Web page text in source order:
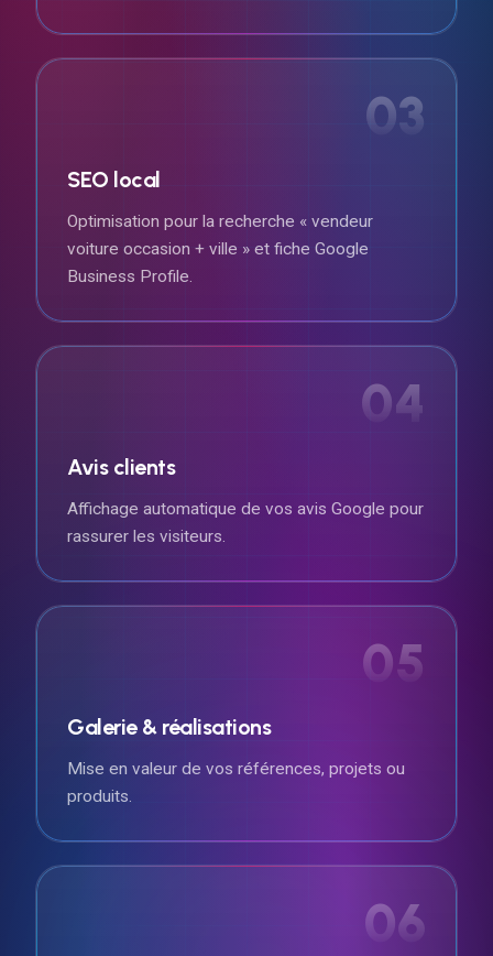
03
SEO local
Optimisation pour la recherche « vendeur
voiture occasion + ville » et fiche Google
Business Profile.
04
Avis clients
Affichage automatique de vos avis Google pour
rassurer les visiteurs.
05
Galerie & réalisations
Mise en valeur de vos références, projets ou
produits.
06